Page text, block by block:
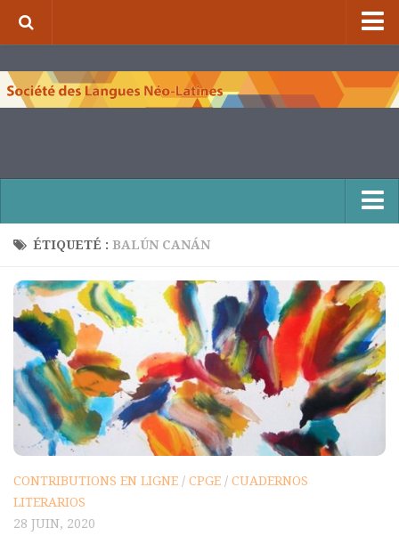
À propos de la S.L.N.L.
Nous contacter
Numéros de la revue de la S.L.N.L.
Compléments à la revue de la S.L.N.L.
Cuadernos Literarios
Matins pédagogiques de la S.L.N.L.
Polifonia
Concours
Programmes
ÉTIQUETÉ : BALÚN CANÁN
CONTRIBUTIONS EN LIGNE / CPGE / CUADERNOS
LITERARIOS
28 JUIN, 2020